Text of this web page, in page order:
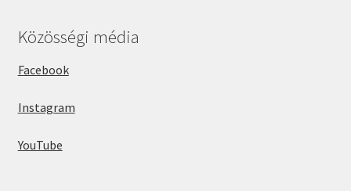
Közösségi média
Facebook
Instagram
YouTube